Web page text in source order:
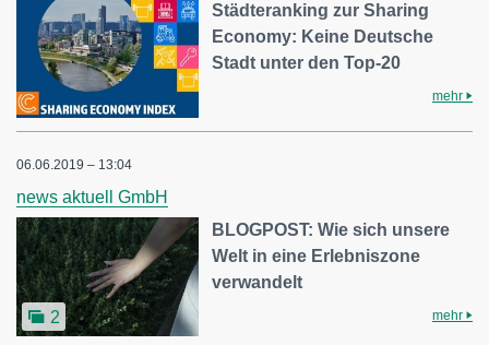
Städteranking zur Sharing
Economy: Keine Deutsche
Stadt unter den Top-20
mehr
06.06.2019 – 13:04
news aktuell GmbH
2
BLOGPOST: Wie sich unsere
Welt in eine Erlebniszone
verwandelt
mehr